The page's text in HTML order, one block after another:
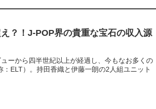
？！J-POP界の貴重な宝石の収入源
ーから四半世紀以上が経過し、今もなお多くの
ELT）。持田香織と伊藤一朗の2人組ユニット